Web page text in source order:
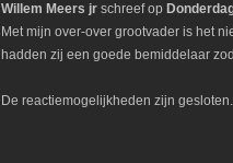
Willem Meers jr schreef op
Met mijn over-over grootvader is het
hadden zij een goede bemiddelaar
De reactiemogelijkheden zijn gesloten.